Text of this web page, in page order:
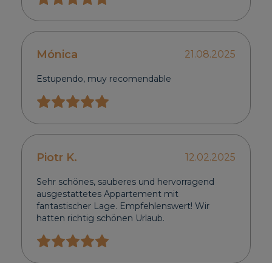
Mónica 21.08.2025
Estupendo, muy recomendable
Piotr K. 12.02.2025
Sehr schönes, sauberes und hervorragend
ausgestattetes Appartement mit
fantastischer Lage. Empfehlenswert! Wir
hatten richtig schönen Urlaub.